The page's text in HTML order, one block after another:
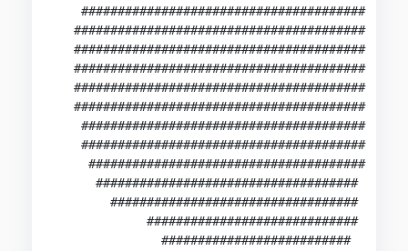
   #######################################
  ########################################
  ########################################
  ########################################
  ########################################
  ########################################
   #######################################
   #######################################
    ######################################
     ####################################
       ##################################
            #############################
              ##########################